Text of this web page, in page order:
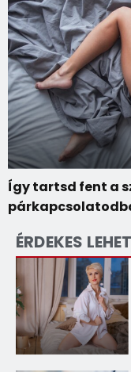
Így tartsd fent a
ÉRDEKES LEHET